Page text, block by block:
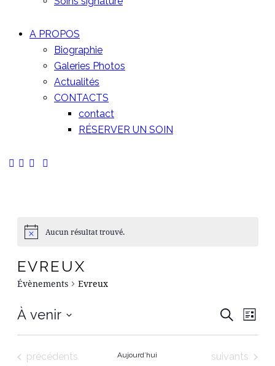
A PROPOS
Biographie
Galeries Photos
Actualités
CONTACTS
contact
RÉSERVER UN SOIN
Aucun résultat trouvé.
EVREUX
Évènements Evreux
ET
Recherche
Liste
À venir
Sélectionnez
Évènements
précédents Aujourd’hui Évènements
suivants